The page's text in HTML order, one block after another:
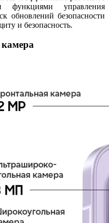
управления
обновлений безопасности
и безопасность.